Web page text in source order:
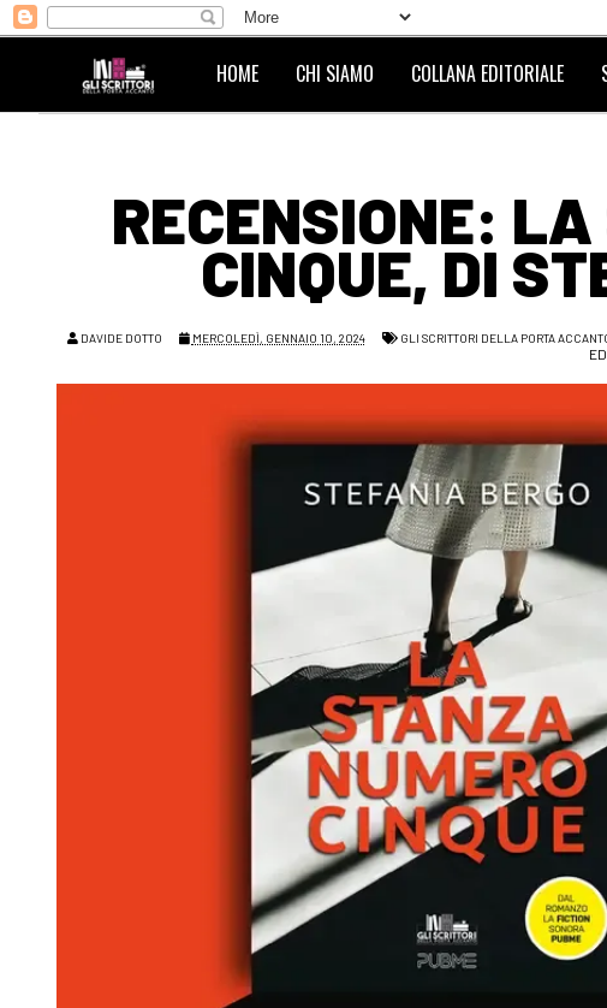
HOME CHI SIAMO COLLANA EDITORIALE
RECENSIONE:
CINQUE, DI
DAVIDE DOTTO MERCOLEDÌ, GENNAIO 10, 2024 GLI SCRITTORI DELLA PORTA